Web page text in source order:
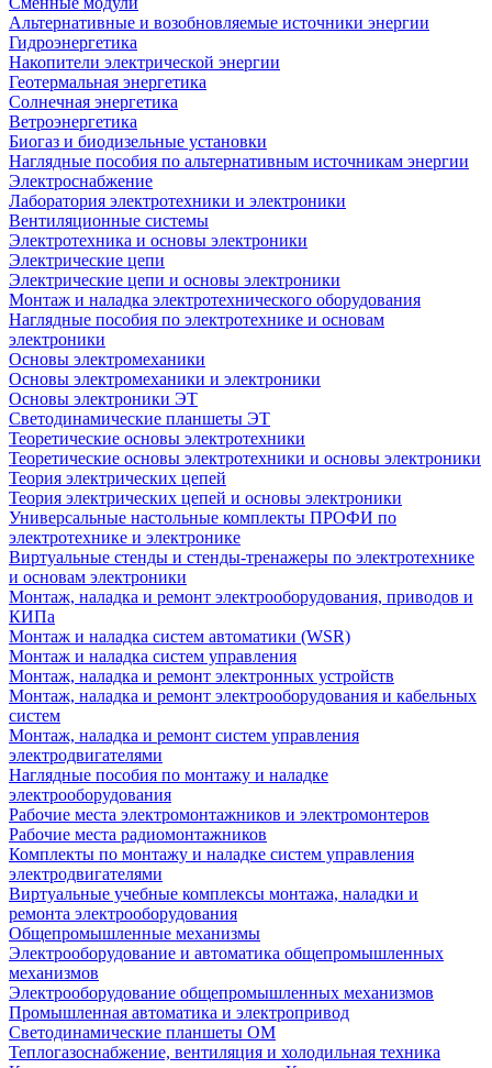
Альтернативные и возобновляемые источники энергии
Гидроэнергетика
Накопители электрической энергии
Геотермальная энергетика
Солнечная энергетика
Ветроэнергетика
Биогаз и биодизельные установки
Наглядные пособия по альтернативным источникам энергии
Электроснабжение
Лаборатория электротехники и электроники
Вентиляционные системы
Электротехника и основы электроники
Электрические цепи
Электрические цепи и основы электроники
Монтаж и наладка электротехнического оборудования
Наглядные пособия по электротехнике и основам
электроники
Основы электромеханики
Основы электромеханики и электроники
Основы электроники ЭТ
Светодинамические планшеты ЭТ
Теоретические основы электротехники
Теоретические основы электротехники и основы электроники
Теория электрических цепей
Теория электрических цепей и основы электроники
Универсальные настольные комплекты ПРОФИ по
электротехнике и электронике
Виртуальные стенды и стенды-тренажеры по электротехнике
и основам электроники
Монтаж, наладка и ремонт электрооборудования, приводов и
КИПа
Монтаж и наладка систем автоматики (WSR)
Монтаж и наладка систем управления
Монтаж, наладка и ремонт электронных устройств
Монтаж, наладка и ремонт электрооборудования и кабельных
систем
Монтаж, наладка и ремонт систем управления
электродвигателями
Наглядные пособия по монтажу и наладке
электрооборудования
Рабочие места электромонтажников и электромонтеров
Рабочие места радиомонтажников
Комплекты по монтажу и наладке систем управления
электродвигателями
Виртуальные учебные комплексы монтажа, наладки и
ремонта электрооборудования
Общепромышленные механизмы
Электрооборудование и автоматика общепромышленных
механизмов
Электрооборудование общепромышленных механизмов
Промышленная автоматика и электропривод
Светодинамические планшеты ОМ
Теплогазоснабжение, вентиляция и холодильная техника